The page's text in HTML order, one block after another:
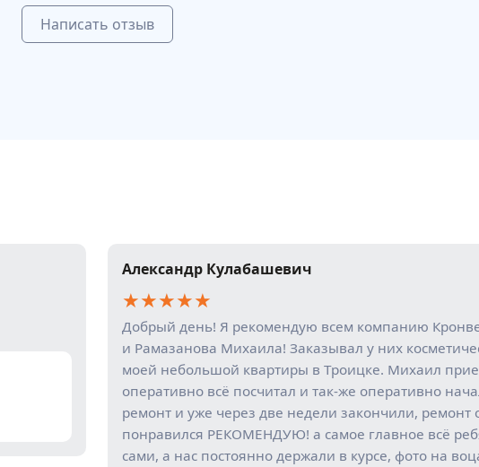
Написать отзыв
Александр Кулабашевич
★★★★★
Добрый день! Я рекомендую всем компанию
и Рамазанова Михаила! Заказывал у них
моей небольшой квартиры в Троицке. Михаил
оперативно всё посчитал и так-же оперативно
ремонт и уже через две недели закончили, ремонт
понравился РЕКОМЕНДУЮ! а самое главное всё
сами, а нас постоянно держали в курсе, фото на